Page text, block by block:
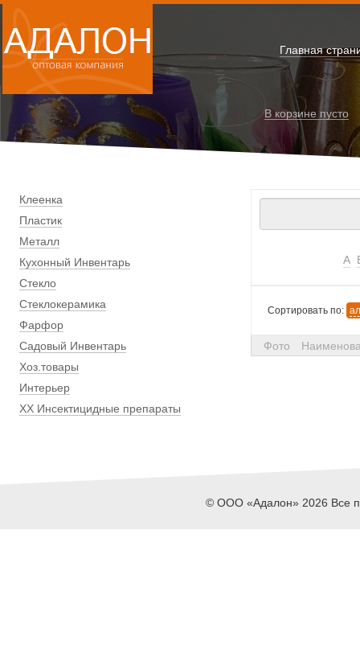
Главная
В корзине пусто
Клеенка
Пластик
Металл
Кухонный Инвентарь
Стекло
Стеклокерамика
Фарфор
Садовый Инвентарь
Хоз.товары
Интерьер
ХХ Инсектицидные препараты
А
Сортировать по:
Фото
© ООО «Адалон» 2026 Все